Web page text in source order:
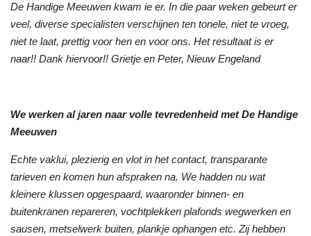
De Handige Meeuwen kwam ie er. In die paar weken gebeurt er
veel, diverse specialisten verschijnen ten tonele, niet te vroeg,
niet te laat, prettig voor hen en voor ons. Het resultaat is er
naar!! Dank hiervoor!! Grietje en Peter, Nieuw Engeland
We werken al jaren naar volle tevredenheid met De Handige
Meeuwen
Echte vaklui, plezierig en vlot in het contact, transparante
tarieven en komen hun afspraken na. We hadden nu wat
kleinere klussen opgespaard, waaronder binnen- en
buitenkranen repareren, vochtplekken plafonds wegwerken en
sausen, metselwerk buiten, plankje ophangen etc. Zij hebben